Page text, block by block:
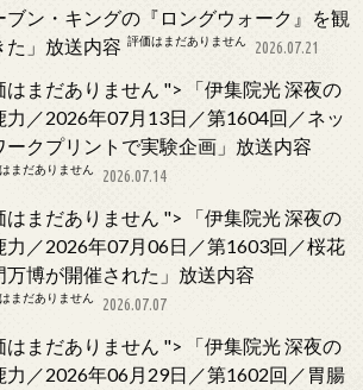
ブン・キングの『ロングウォーク』を観
た」放送内容 評価はまだありません 2026.07.21
はまだありません ">
「伊集院光 深夜の
力／2026年07月13日／第1604回／ネッ
ークプリントで実験企画」放送内容
まだありません 2026.07.14
はまだありません ">
「伊集院光 深夜の
力／2026年07月06日／第1603回／桜花
万博が開催された」放送内容
まだありません 2026.07.07
はまだありません ">
「伊集院光 深夜の
力／2026年06月29日／第1602回／胃腸